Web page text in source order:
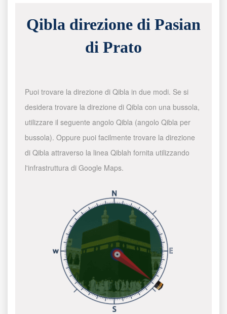
Qibla direzione di Pasian
di Prato
Puoi trovare la direzione di Qibla in due modi. Se si
desidera trovare la direzione di Qibla con una bussola,
utilizzare il seguente angolo Qibla (angolo Qibla per
bussola). Oppure puoi facilmente trovare la direzione
di Qibla attraverso la linea Qiblah fornita utilizzando
l'infrastruttura di Google Maps.